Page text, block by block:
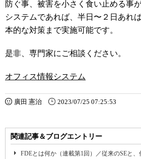
防ぐ事、被害を小さく食い止める事
システムであれば、半日〜２日あれ
本的な対策まで実施可能です。
是非、専門家にご相談ください。
オフィス情報システム
廣田 憲治 2023/07/25 07:25:53
関連記事＆ブログエントリー
FDEとは何か（連載第1回）／従来のSEと